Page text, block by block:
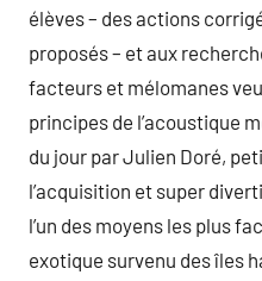
élèves – des actions
proposés – et aux
facteurs et mélomanes
principes de l’acoustique
du jour par Julien Doré,
l’acquisition et super
l’un des moyens les plus
exotique survenu des îles